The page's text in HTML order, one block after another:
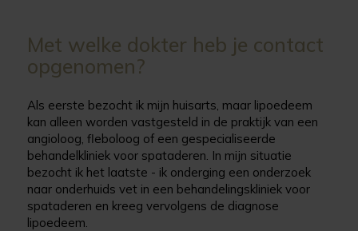
Met welke dokter heb je contact
opgenomen?
Als eerste bezocht ik mijn huisarts, maar lipoedeem
kan alleen worden vastgesteld in de praktijk van een
angioloog, fleboloog of een gespecialiseerde
behandelkliniek voor spataderen. In mijn situatie
bezocht ik het laatste - ik onderging een onderzoek
naar onderhuids vet in een behandelingskliniek voor
spataderen en kreeg vervolgens de diagnose
lipoedeem.